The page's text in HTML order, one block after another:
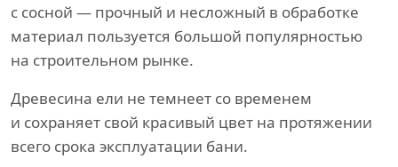
с сосной — прочный и несложный в обработке
материал пользуется большой популярностью
на строительном рынке.
Древесина ели не темнеет со временем
и сохраняет свой красивый цвет на протяжении
всего срока эксплуатации бани.